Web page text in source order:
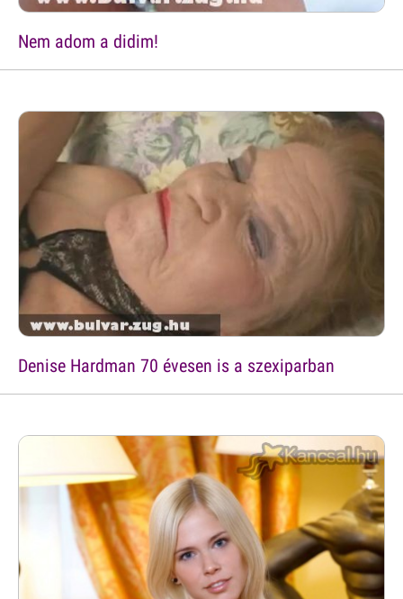
Nem adom a didim!
Denise Hardman 70 évesen is a szexiparban